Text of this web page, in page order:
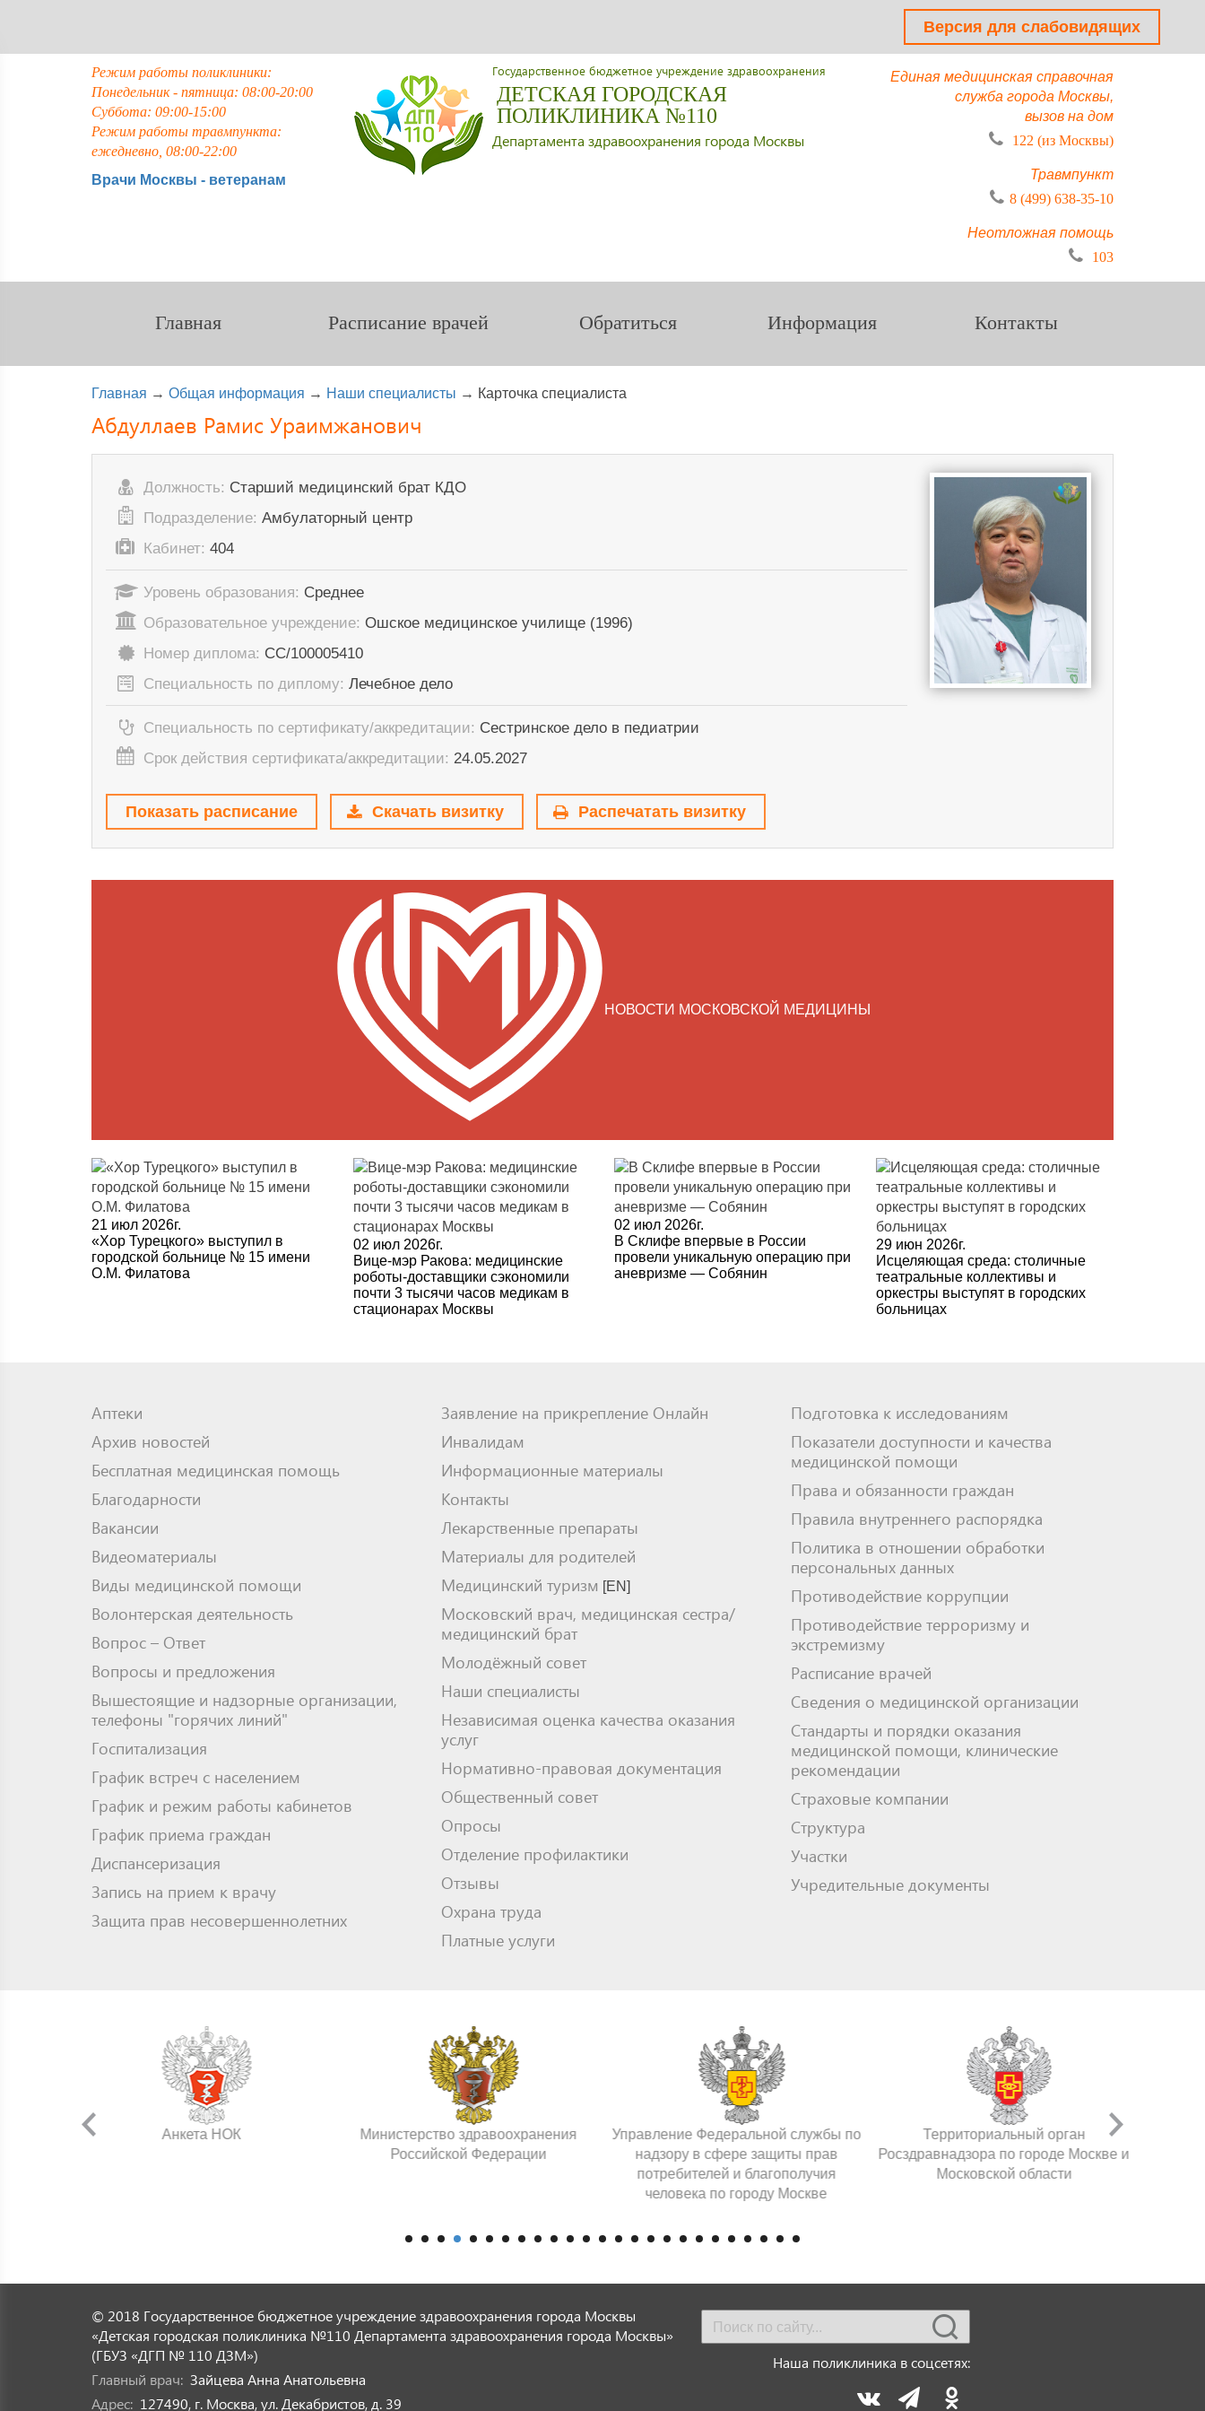
Версия для слабовидящих
Режим работы поликлиники:
Понедельник - пятница: 08:00-20:00
Суббота: 09:00-15:00
Режим работы травмпункта:
ежедневно, 08:00-22:00
Врачи Москвы - ветеранам
Государственное бюджетное учреждение здравоохранения
ДЕТСКАЯ ГОРОДСКАЯ
ПОЛИКЛИНИКА №110
Департамента здравоохранения города Москвы
Единая медицинская справочная
служба города Москвы,
вызов на дом
122 (из Москвы)
Травмпункт
8 (499) 638-35-10
Неотложная помощь
103
Главная Расписание врачей Обратиться Информация Контакты
Главная → Общая информация → Наши специалисты → Карточка специалиста
Абдуллаев Рамис Ураимжанович
Должность: Старший медицинский брат КДО
Подразделение: Амбулаторный центр
Кабинет: 404
Уровень образования: Среднее
Образовательное учреждение: Ошское медицинское училище (1996)
Номер диплома: СС/100005410
Специальность по диплому: Лечебное дело
Специальность по сертификату/аккредитации: Сестринское дело в педиатрии
Срок действия сертификата/аккредитации: 24.05.2027
Показать расписание Скачать визитку Распечатать визитку
НОВОСТИ МОСКОВСКОЙ МЕДИЦИНЫ
21 июл 2026г.
«Хор Турецкого» выступил в
городской больнице № 15 имени
О.М. Филатова
02 июл 2026г.
Вице-мэр Ракова: медицинские
роботы-доставщики сэкономили
почти 3 тысячи часов медикам в
стационарах Москвы
02 июл 2026г.
В Склифе впервые в России
провели уникальную операцию при
аневризме — Собянин
29 июн 2026г.
Исцеляющая среда: столичные
театральные коллективы и
оркестры выступят в городских
больницах
Аптеки
Архив новостей
Бесплатная медицинская помощь
Благодарности
Вакансии
Видеоматериалы
Виды медицинской помощи
Волонтерская деятельность
Вопрос – Ответ
Вопросы и предложения
Вышестоящие и надзорные организации,
телефоны "горячих линий"
Госпитализация
График встреч с населением
График и режим работы кабинетов
График приема граждан
Диспансеризация
Запись на прием к врачу
Защита прав несовершеннолетних
Заявление на прикрепление Онлайн
Инвалидам
Информационные материалы
Контакты
Лекарственные препараты
Материалы для родителей
Медицинский туризм [EN]
Московский врач, медицинская сестра/
медицинский брат
Молодёжный совет
Наши специалисты
Независимая оценка качества оказания
услуг
Нормативно-правовая документация
Общественный совет
Опросы
Отделение профилактики
Отзывы
Охрана труда
Платные услуги
Подготовка к исследованиям
Показатели доступности и качества
медицинской помощи
Права и обязанности граждан
Правила внутреннего распорядка
Политика в отношении обработки
персональных данных
Противодействие коррупции
Противодействие терроризму и
экстремизму
Расписание врачей
Сведения о медицинской организации
Стандарты и порядки оказания
медицинской помощи, клинические
рекомендации
Страховые компании
Структура
Участки
Учредительные документы
Анкета НОК
Министерство здравоохранения
Российской Федерации
Управление Федеральной службы по
надзору в сфере защиты прав
потребителей и благополучия
человека по городу Москве
Территориальный орган
Росздравнадзора по городе Москве и
Московской области
© 2018 Государственное бюджетное учреждение здравоохранения города Москвы
«Детская городская поликлиника №110 Департамента здравоохранения города Москвы»
(ГБУЗ «ДГП № 110 ДЗМ»)
Главный врач: Зайцева Анна Анатольевна
Адрес: 127490, г. Москва, ул. Декабристов, д. 39
Наша поликлиника в соцсетях: